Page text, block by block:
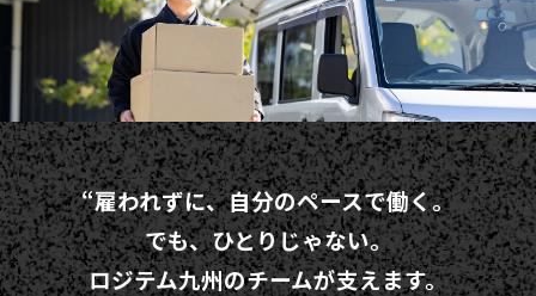
“雇われずに、自分のペースで働く。
でも、ひとりじゃない。
ロジテム九州のチームが支えます。